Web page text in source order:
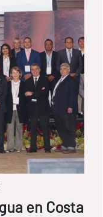
en Costa